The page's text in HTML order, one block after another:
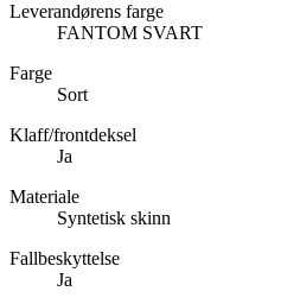
Leverandørens farge
FANTOM SVART
Farge
Sort
Klaff/frontdeksel
Ja
Materiale
Syntetisk skinn
Fallbeskyttelse
Ja